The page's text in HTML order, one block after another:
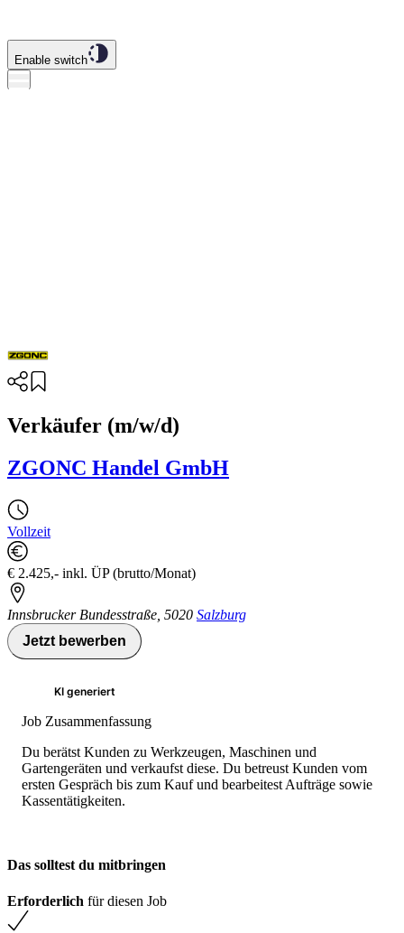
Enable switch
Verkäufer (m/w/d)
ZGONC Handel GmbH
Vollzeit
€ 2.425,- inkl. ÜP (brutto/Monat)
Innsbrucker Bundesstraße 5020 Salzburg
Jetzt bewerben
KI generiert
Job Zusammenfassung
Du berätst Kunden zu Werkzeugen, Maschinen und
Gartengeräten und verkaufst diese. Du betreust Kunden vom
ersten Gespräch bis zum Kauf und bearbeitest Aufträge sowie
Kassentätigkeiten.
Das solltest du mitbringen
Erforderlich für diesen Job